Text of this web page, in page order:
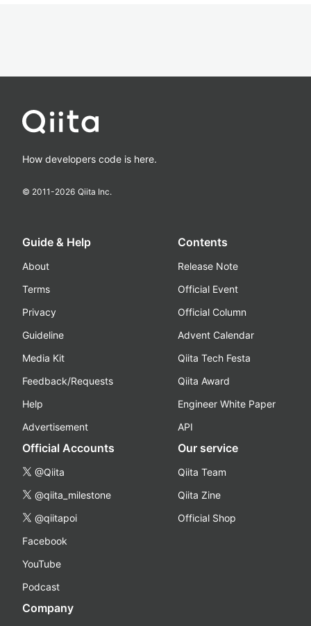
How developers code is here.
© 2011-2026 Qiita Inc.
Guide & Help
About
Terms
Privacy
Guideline
Media Kit
Feedback/Requests
Help
Advertisement
Contents
Release Note
Official Event
Official Column
Advent Calendar
Qiita Tech Festa
Qiita Award
Engineer White Paper
API
Official Accounts
@Qiita
@qiita_milestone
@qiitapoi
Facebook
YouTube
Podcast
Our service
Qiita Team
Qiita Zine
Official Shop
Company